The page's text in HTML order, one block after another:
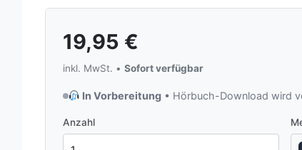
19,95 €
inkl. MwSt. • Sofort verfügbar
In Vorbereitung • Hörbuch-Download wird
Anzahl